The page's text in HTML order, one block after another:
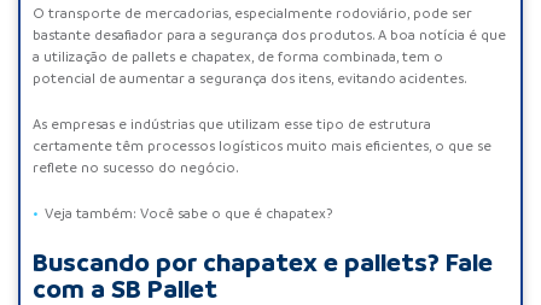
O transporte de mercadorias, especialmente rodoviário, pode ser
bastante desafiador para a segurança dos produtos. A boa notícia é que
a utilização de pallets e chapatex, de forma combinada, tem o
potencial de aumentar a segurança dos itens, evitando acidentes.
As empresas e indústrias que utilizam esse tipo de estrutura
certamente têm processos logísticos muito mais eficientes, o que se
reflete no sucesso do negócio.
Veja também:Você sabe o que é chapatex?
Buscando por chapatex e pallets? Fale
com a SB Pallet